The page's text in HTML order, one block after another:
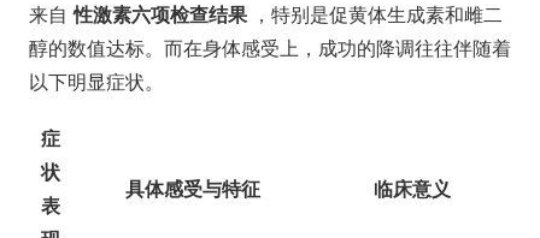
来自性激素六项检查结果 ，特别是促黄体生成素和雌二
醇的数值达标。而在身体感受上，成功的降调往往伴随着
以下明显症状。
症
状
表
具体感受与特征 临床意义